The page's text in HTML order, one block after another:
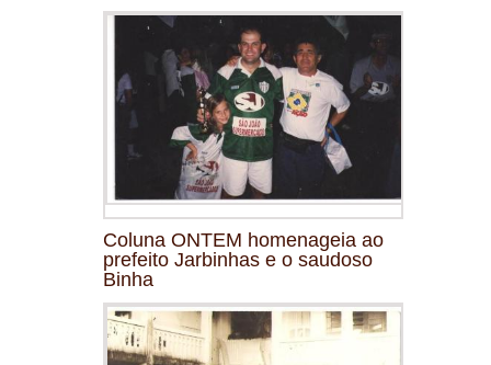
Coluna ONTEM homenageia ao
prefeito Jarbinhas e o saudoso
Binha